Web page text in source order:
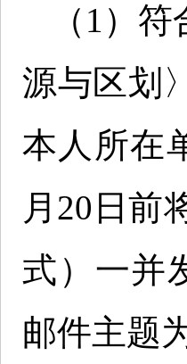
（1）
源与区划
本人所在
月20日前
式）一并
邮件主题